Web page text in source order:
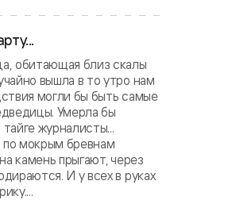
обитающая близ скалы
вышла в то утро нам
могли бы быть самые
Умерла бы
журналисты...
по мокрым бревнам
камень прыгают, через
И у всех в руках